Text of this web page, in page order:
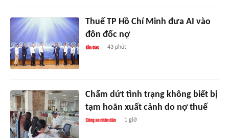
Thuế TP Hồ Chí Minh đưa AI vào
đôn đốc nợ
43 phút
Chấm dứt tình trạng không biết bị
tạm hoãn xuất cảnh do nợ thuế
1 giờ